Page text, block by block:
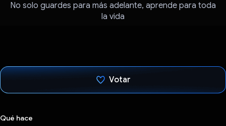
No solo guardes para más adelante, aprende para toda
la vida
Votar
Qué hace